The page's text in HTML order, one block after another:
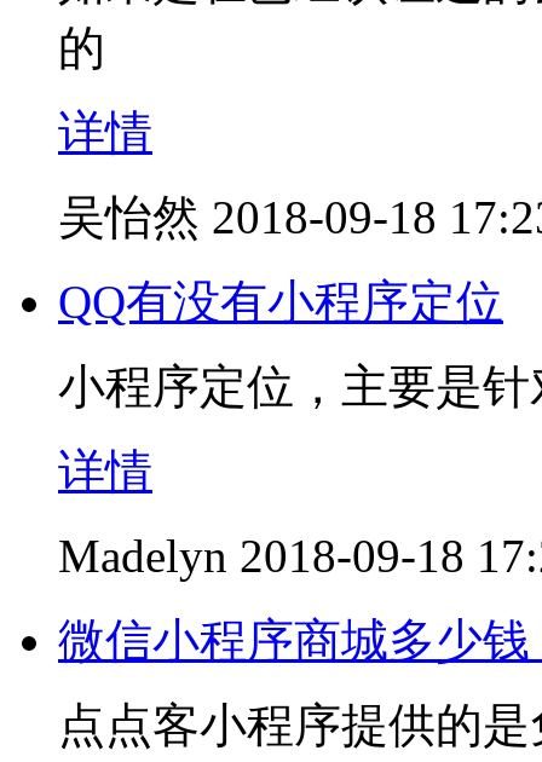
的
详情
吴怡然 2018-09-18
QQ有没有小程序定位
小程序定位，主要是
详情
Madelyn 2018-09-18
微信小程序商城多少
点点客小程序提供的